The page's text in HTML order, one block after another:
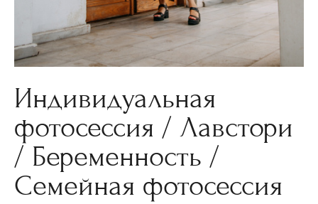
Индивидуальная
фотосессия / Лавстори
/ Беременность /
Семейная фотосессия